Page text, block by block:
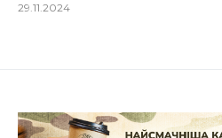
29.11.2024